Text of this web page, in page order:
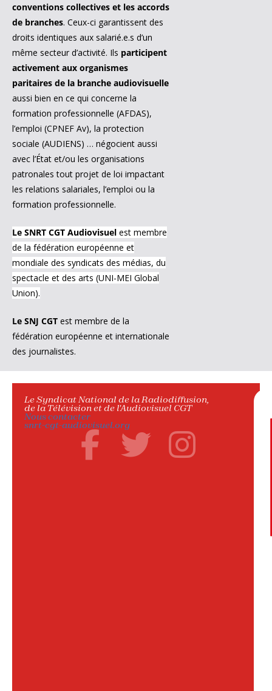
conventions collectives et les accords
de branches. Ceux-ci garantissent des
droits identiques aux salarié.e.s d’un
même secteur d’activité. Ils participent
activement aux organismes
paritaires de la branche audiovisuelle
aussi bien en ce qui concerne la
formation professionnelle (AFDAS),
l’emploi (CPNEF Av), la protection
sociale (AUDIENS) … négocient aussi
avec l’État et/ou les organisations
patronales tout projet de loi impactant
les relations salariales, l’emploi ou la
formation professionnelle.
Le SNRT CGT Audiovisuel est membre
de la fédération européenne et
mondiale des syndicats des médias, du
spectacle et des arts (UNI-MEI Global
Union).
Le SNJ CGT est membre de la
fédération européenne et internationale
des journalistes.
Le Syndicat National de la Radiodiffusion,
de la Télévision et de l'Audiovisuel CGT
Nous contacter
snrt-cgt-audiovisuel.org